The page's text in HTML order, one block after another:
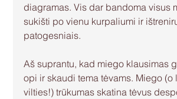
diagramas. Vis dar bandoma visus
sukišti po vienu kurpaliumi ir
patogesniais.
Aš suprantu, kad miego klausimas
opi ir skaudi tema tėvams. Miego (o
vilties!) trūkumas skatina tėvus